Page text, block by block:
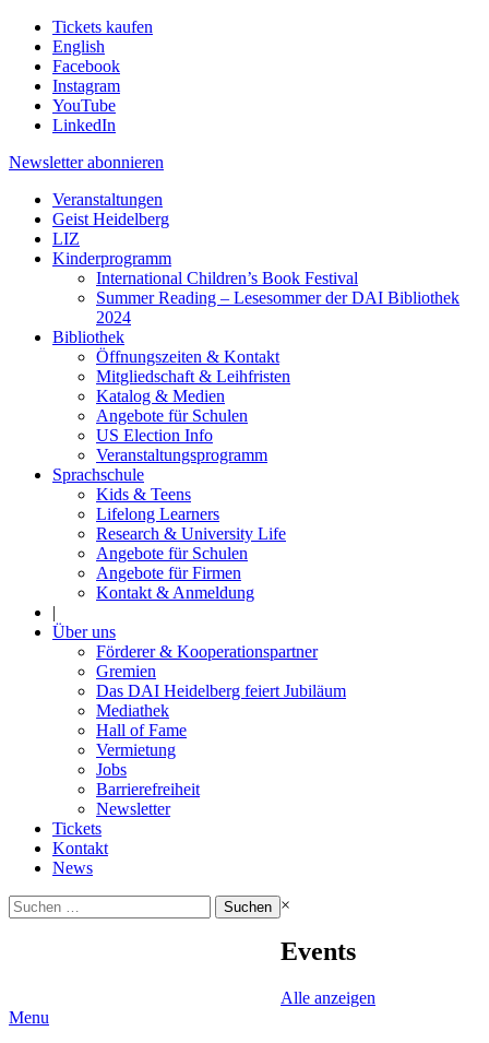
Tickets kaufen
English
Facebook
Instagram
YouTube
LinkedIn
Newsletter abonnieren
Veranstaltungen
Geist Heidelberg
LIZ
Kinderprogramm
International Children’s Book Festival
Summer Reading – Lesesommer der DAI Bibliothek
2024
Bibliothek
Öffnungszeiten & Kontakt
Mitgliedschaft & Leihfristen
Katalog & Medien
Angebote für Schulen
US Election Info
Veranstaltungsprogramm
Sprachschule
Kids & Teens
Lifelong Learners
Research & University Life
Angebote für Schulen
Angebote für Firmen
Kontakt & Anmeldung
|
Über uns
Förderer & Kooperationspartner
Gremien
Das DAI Heidelberg feiert Jubiläum
Mediathek
Hall of Fame
Vermietung
Jobs
Barrierefreiheit
Newsletter
Tickets
Kontakt
News
Suchen
nach:
×
Events
Alle anzeigen
Menu